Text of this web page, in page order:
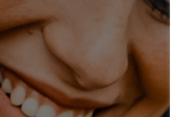
Arbeitskraftabsicherung
Sach- und
Vermögenssicherung